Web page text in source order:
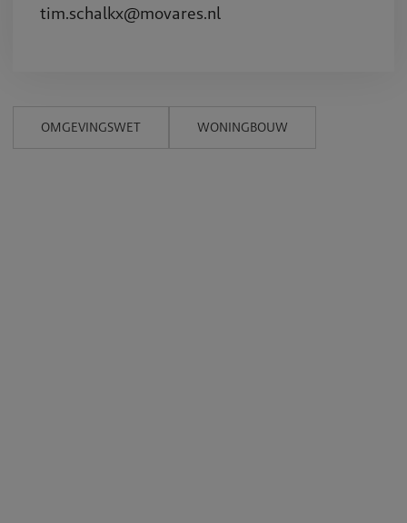
tim.schalkx@movares.nl
OMGEVINGSWET WONINGBOUW